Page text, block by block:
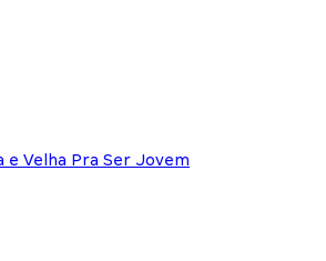
e Velha Pra Ser Jovem